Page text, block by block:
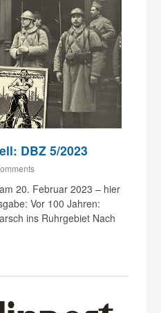
DBZ 5/2023
20. Februar 2023 – hier
Vor 100 Jahren:
ins Ruhrgebiet Nach